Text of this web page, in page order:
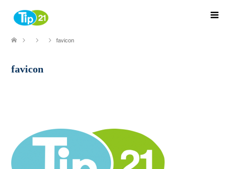
favicon
favicon